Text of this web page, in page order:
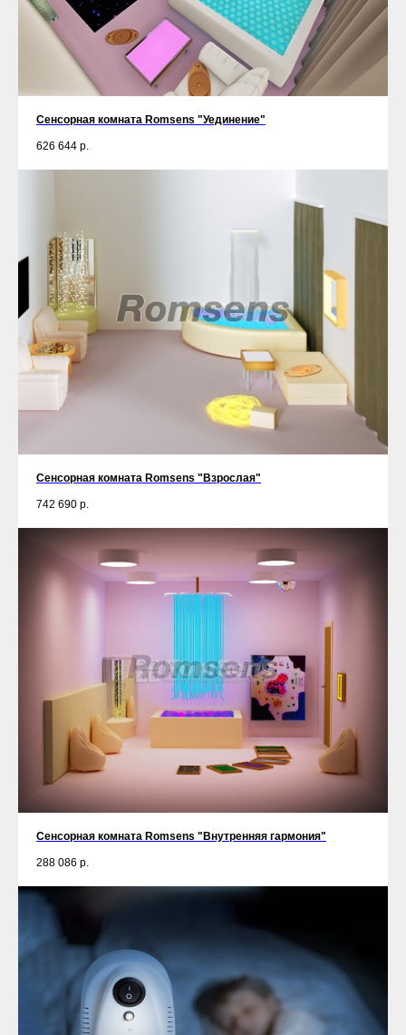
Сенсорная комната Romsens "Уединение"
626 644 р.
Сенсорная комната Romsens "Взрослая"
742 690 р.
Сенсорная комната Romsens "Внутренняя гармония"
288 086 р.